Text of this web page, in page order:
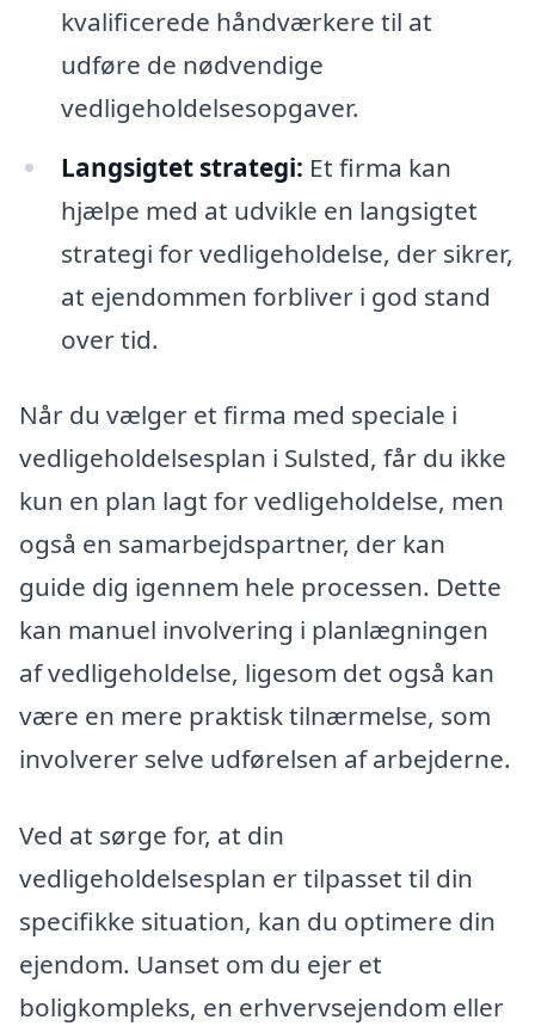
kvalificerede håndværkere til at
udføre de nødvendige
vedligeholdelsesopgaver.
Langsigtet strategi: Et firma kan
hjælpe med at udvikle en langsigtet
strategi for vedligeholdelse, der sikrer,
at ejendommen forbliver i god stand
over tid.
Når du vælger et firma med speciale i
vedligeholdelsesplan i Sulsted, får du ikke
kun en plan lagt for vedligeholdelse, men
også en samarbejdspartner, der kan
guide dig igennem hele processen. Dette
kan manuel involvering i planlægningen
af vedligeholdelse, ligesom det også kan
være en mere praktisk tilnærmelse, som
involverer selve udførelsen af arbejderne.
Ved at sørge for, at din
vedligeholdelsesplan er tilpasset til din
specifikke situation, kan du optimere din
ejendom. Uanset om du ejer et
boligkompleks, en erhvervsejendom eller